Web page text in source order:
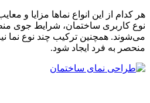
هر کدام از این انواع نماها مزایا و
نوع کاربری ساختمان، شرایط جوی
می‌شوند. همچنین ترکیب چند نوع نما
منحصر به فرد ایجاد شود.